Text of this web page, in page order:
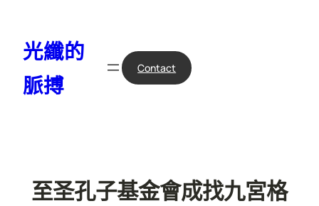
光纖的
脈搏
Contact
至圣孔子基金會成找九宮格